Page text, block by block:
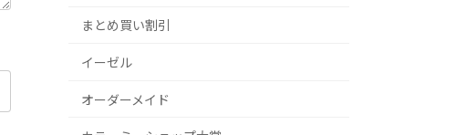
まとめ買い割引
イーゼル
オーダーメイド